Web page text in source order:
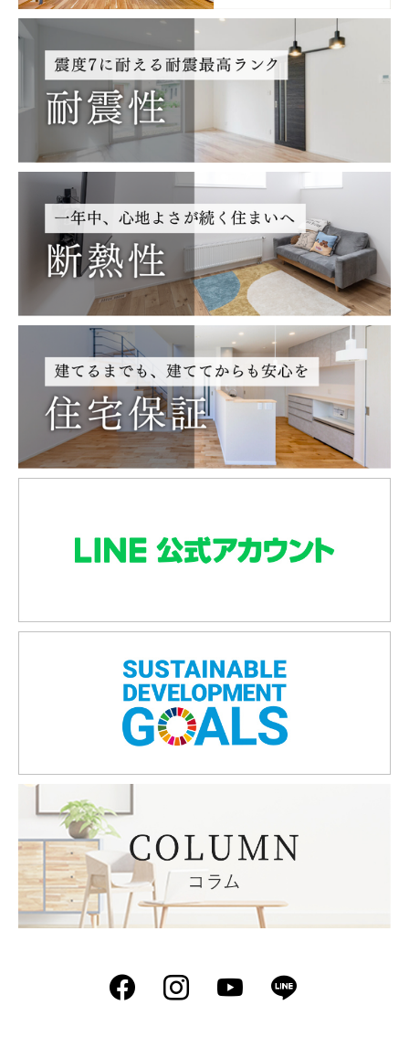
Facebook
Instagram
YouTube